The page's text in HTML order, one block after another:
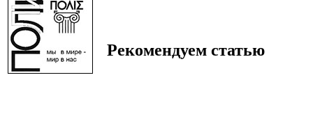
Рекомендуем статью